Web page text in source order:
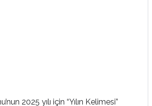
2025 yılı için “Yılın Kelimesi”